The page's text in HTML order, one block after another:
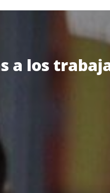
los